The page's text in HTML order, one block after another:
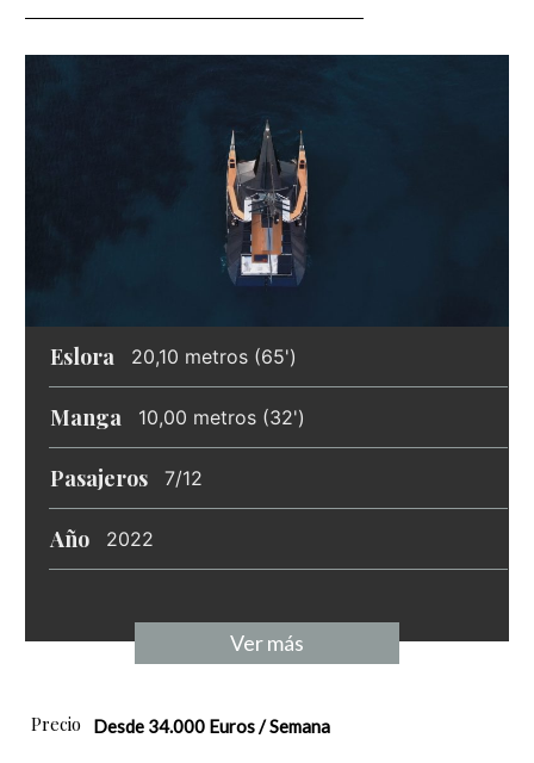
Eslora 20,10 metros (65')
Manga 10,00 metros (32')
Pasajeros 7/12
Año 2022
Ver más
Precio Desde 34.000 Euros / Semana